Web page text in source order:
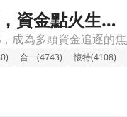
資金點火生技
合一(4743) 懷特(4108)